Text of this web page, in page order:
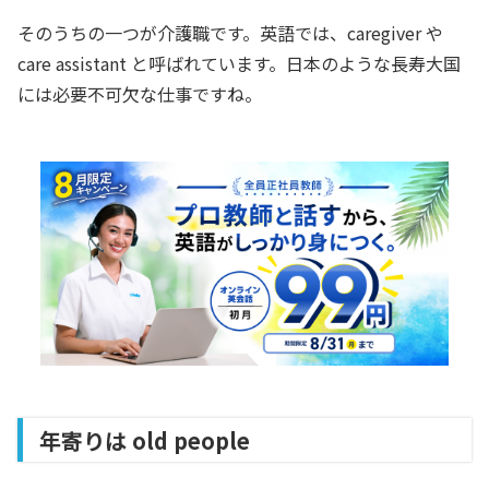
そのうちの一つが介護職です。英語では、caregiver や
care assistant と呼ばれています。日本のような長寿大国
には必要不可欠な仕事ですね。
年寄りは old people